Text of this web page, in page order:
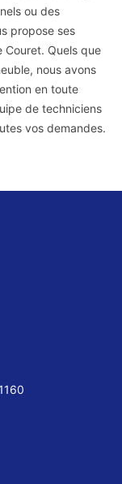
ou des
propose ses
Couret. Quels que
nous avons
en toute
de techniciens
vos demandes.